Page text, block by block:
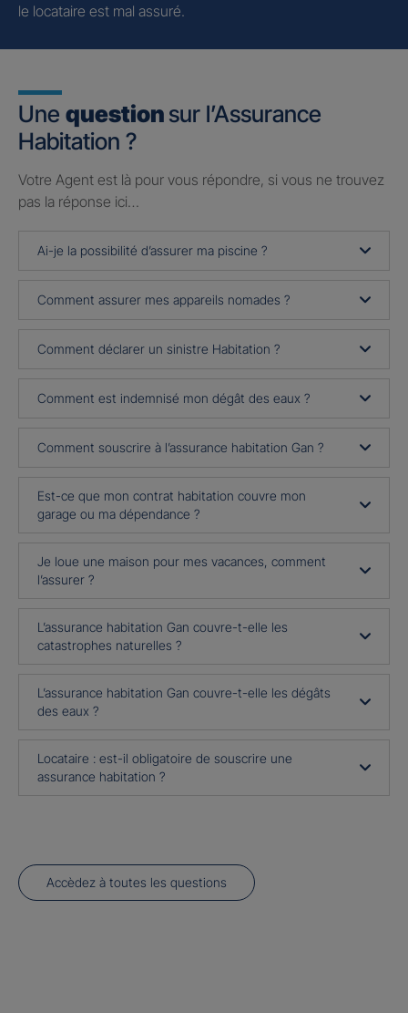
le locataire est mal assuré.
Une question sur l’Assurance
Habitation ?
Votre Agent est là pour vous répondre, si vous ne trouvez
pas la réponse ici…
Ai-je la possibilité d’assurer ma piscine ?
Comment assurer mes appareils nomades ?
Comment déclarer un sinistre Habitation ?
Comment est indemnisé mon dégât des eaux ?
Comment souscrire à l’assurance habitation Gan ?
Est-ce que mon contrat habitation couvre mon
garage ou ma dépendance ?
Je loue une maison pour mes vacances, comment
l’assurer ?
L’assurance habitation Gan couvre-t-elle les
catastrophes naturelles ?
L’assurance habitation Gan couvre-t-elle les dégâts
des eaux ?
Locataire : est-il obligatoire de souscrire une
assurance habitation ?
Accèdez à toutes les questions